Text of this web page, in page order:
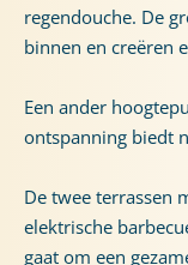
regendouche. De
binnen en creëren
Een ander
ontspanning biedt
De twee terrassen
elektrische
gaat om een